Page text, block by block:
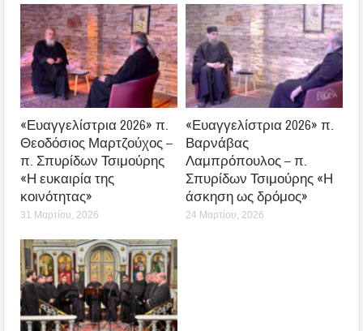
«Ευαγγελίστρια 2026» π.
Θεοδόσιος Μαρτζούχος –
π. Σπυρίδων Τσιμούρης
«Η ευκαιρία της
κοινότητας»
31 Μαρτίου, 2026
«Ευαγγελίστρια 2026» π.
Βαρνάβας
Λαμπρόπουλος – π.
Σπυρίδων Τσιμούρης «Η
άσκηση ως δρόμος»
24 Μαρτίου, 2026